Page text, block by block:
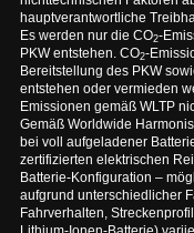
hauptverantwortliche
Es werden nur die CO2-
PKW entstehen. CO2-
Bereitstellung des PKW
entstehen oder vermieden
Emissionen gemäß WLTP
Gemäß Worldwide
bei voll aufgeladener
zertifizierten elektrischen
Batterie-Konfiguration –
aufgrund unterschiedlicher
Fahrverhalten,